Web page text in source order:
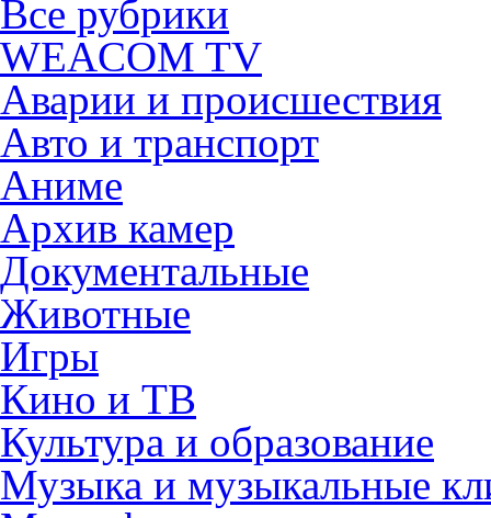
Все рубрики
WEACOM TV
Аварии и происшествия
Авто и транспорт
Аниме
Архив камер
Документальные
Животные
Игры
Кино и ТВ
Культура и образование
Музыка и музыкальные